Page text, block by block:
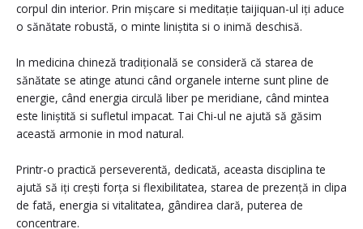
corpul din interior. Prin mișcare si meditație taijiquan-ul iți aduce
o sănătate robustă, o minte liniștita si o inimă deschisă.
In medicina chineză tradițională se consideră că starea de
sănătate se atinge atunci când organele interne sunt pline de
energie, când energia circulă liber pe meridiane, când mintea
este liniștită si sufletul impacat. Tai Chi-ul ne ajută să găsim
această armonie in mod natural.
Printr-o practică perseverentă, dedicată, aceasta disciplina te
ajută să iți crești forța si flexibilitatea, starea de prezență in clipa
de fată, energia si vitalitatea, gândirea clară, puterea de
concentrare.